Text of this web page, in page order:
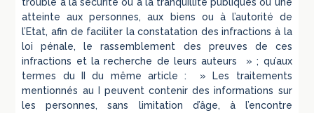
trouble à la sécurité ou à la tranquillité publiques ou une
atteinte aux personnes, aux biens ou à l’autorité de
l’Etat, afin de faciliter la constatation des infractions à la
loi pénale, le rassemblement des preuves de ces
infractions et la recherche de leurs auteurs » ; qu’aux
termes du II du même article : » Les traitements
mentionnés au I peuvent contenir des informations sur
les personnes, sans limitation d’âge, à l’encontre